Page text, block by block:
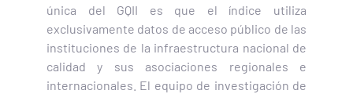
única del GQII es que el índice utiliza
exclusivamente datos de acceso público de las
instituciones de la infraestructura nacional de
calidad y sus asociaciones regionales e
internacionales. El equipo de investigación de